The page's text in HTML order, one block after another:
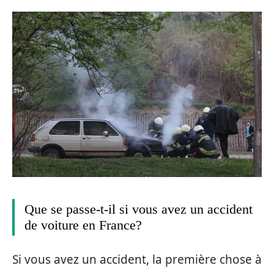
Que se passe-t-il si vous avez un accident
de voiture en France?
Si vous avez un accident, la première chose à